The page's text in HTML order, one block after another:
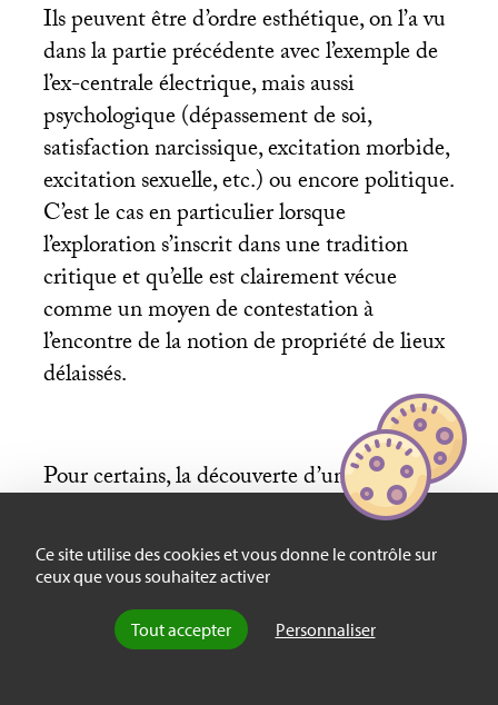
Ce site utilise des cookies et vous donne le contrôle sur
ceux que vous souhaitez activer
Tout accepter Personnaliser
Ils peuvent être d’ordre esthétique, on l’a vu
dans la partie précédente avec l’exemple de
l’ex-centrale électrique, mais aussi
psychologique (dépassement de soi,
satisfaction narcissique, excitation morbide,
excitation sexuelle, etc.) ou encore politique.
C’est le cas en particulier lorsque
l’exploration s’inscrit dans une tradition
critique et qu’elle est clairement vécue
comme un moyen de contestation à
l’encontre de la notion de propriété de lieux
délaissés.
Pour certains, la découverte d’un espace
abandonné participe d’un apprentissage à
valeur technique et historique. Pour
d’autres, l’urbex sert de vecteur réflexif à une
meilleure compréhension d’eux-mêmes
(Lesné, 2021 : p. 302-303). Il arrive parfois